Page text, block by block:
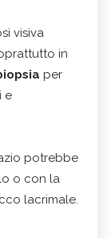
visiva
in
per
e
potrebbe
o con la
lacrimale.